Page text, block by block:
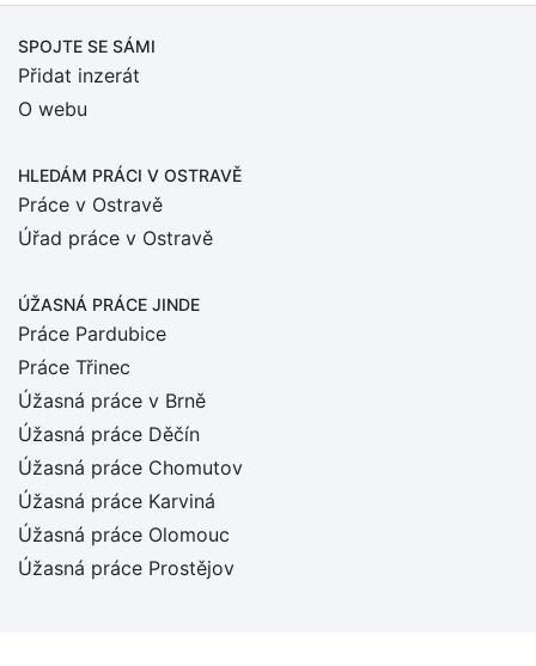
SPOJTE SE SÁMI
Přidat inzerát
O webu
HLEDÁM PRÁCI V OSTRAVĚ
Práce v Ostravě
Úřad práce v Ostravě
ÚŽASNÁ PRÁCE JINDE
Práce Pardubice
Práce Třinec
Úžasná práce v Brně
Úžasná práce Děčín
Úžasná práce Chomutov
Úžasná práce Karviná
Úžasná práce Olomouc
Úžasná práce Prostějov